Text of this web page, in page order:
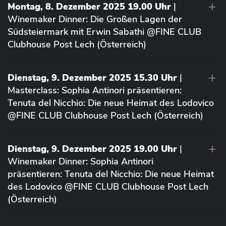
Montag, 8. Dezember 2025 19.00 Uhr |
Winemaker Dinner: Die Großen Lagen der
Südsteiermark mit Erwin Sabathi @FINE CLUB
Clubhouse Post Lech (Österreich)
Dienstag, 9. Dezember 2025 15.30 Uhr |
Masterclass: Sophia Antinori präsentieren:
Tenuta del Nicchio: Die neue Heimat des Lodovico
@FINE CLUB Clubhouse Post Lech (Österreich)
Dienstag, 9. Dezember 2025 19.00 Uhr |
Winemaker Dinner: Sophia Antinori
präsentieren: Tenuta del Nicchio: Die neue Heimat
des Lodovico @FINE CLUB Clubhouse Post Lech
(Österreich)